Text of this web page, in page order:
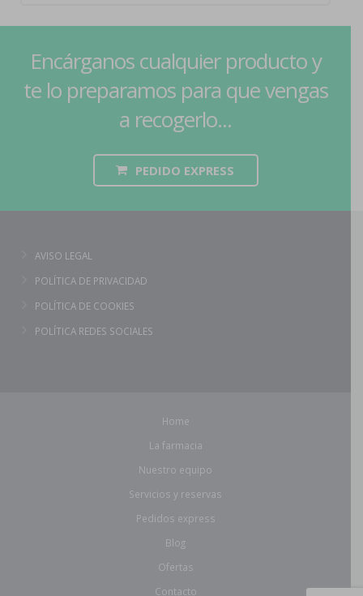
Encárganos cualquier producto y
te lo preparamos para que vengas
a recogerlo...
PEDIDO EXPRESS
AVISO LEGAL
POLÍTICA DE PRIVACIDAD
POLÍTICA DE COOKIES
POLÍTICA REDES SOCIALES
Home
La farmacia
Nuestro equipo
Servicios y reservas
Pedidos express
Blog
Ofertas
Contacto